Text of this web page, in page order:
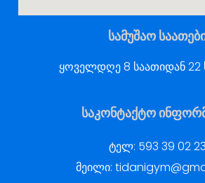
სამუშაო
ყოველდღე 8 საათიდან 22
საკონტაქტო
ტელ: 593 39 02 23
მეილი: